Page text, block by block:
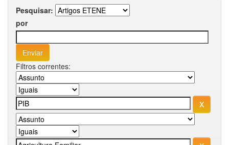
Pesquisar:
por
Filtros correntes: